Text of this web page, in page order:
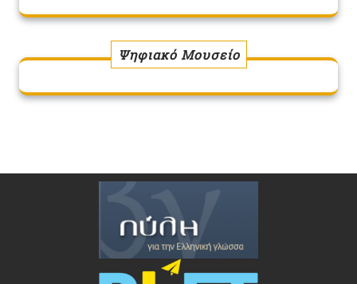
Ψηφιακό Μουσείο